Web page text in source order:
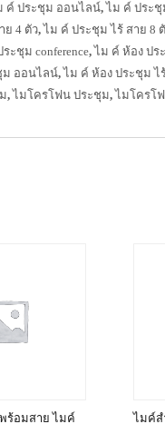
ค์ ประชุม ออนไลน์,ไม ค์ ประชุ
ย 4 ตัว,ไม ค์ ประชุม ไร้ สาย 8
ะชุม conference,ไม ค์ ห้อง ปร
ม ออนไลน์,ไม ค์ ห้อง ประชุม ไ
,ไมโครโฟน ประชุม,ไมโครโ
ร้อมสาย ไมค์
ไมค์ส